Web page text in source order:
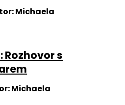
:Michaela
Rozhovor s
:Michaela